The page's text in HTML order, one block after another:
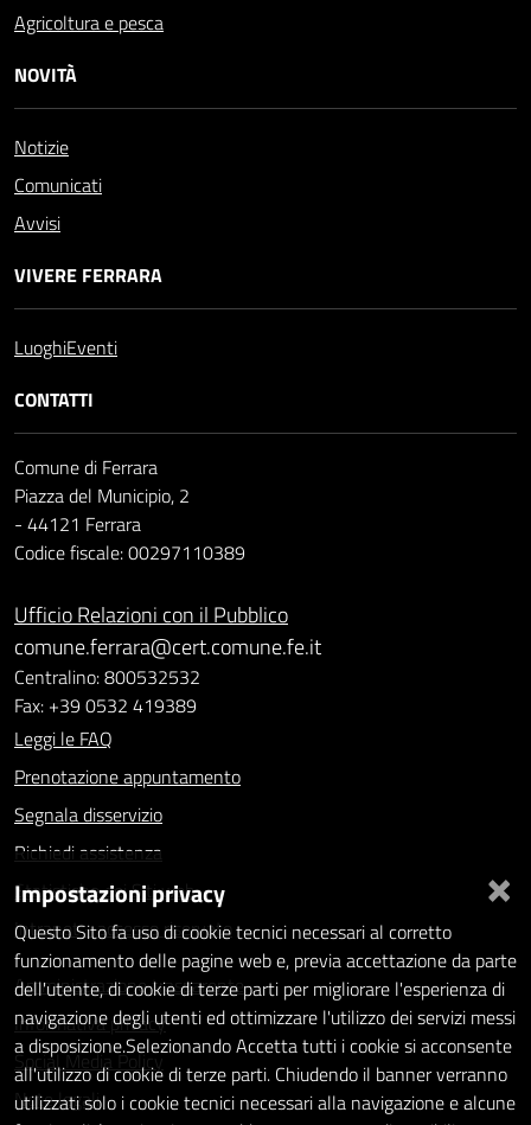
Agricoltura e pesca
NOVITÀ
Notizie
Comunicati
Avvisi
VIVERE FERRARA
LuoghiEventi
CONTATTI
Comune di Ferrara
Piazza del Municipio, 2
- 44121 Ferrara
Codice fiscale: 00297110389
Ufficio Relazioni con il Pubblico
comune.ferrara@cert.comune.fe.it
Centralino: 800532532
Fax: +39 0532 419389
Leggi le FAQ
Prenotazione appuntamento
Segnala disservizio
Richiedi assistenza
Statistiche dei Siti web
Intranet - accesso riservato
Amministrazione trasparente
Informativa privacy
Social Media Policy
Note legali
×
Impostazioni privacy
Questo Sito fa uso di cookie tecnici necessari al corretto
funzionamento delle pagine web e, previa accettazione da parte
dell'utente, di cookie di terze parti per migliorare l'esperienza di
navigazione degli utenti ed ottimizzare l'utilizzo dei servizi messi
a disposizione.Selezionando Accetta tutti i cookie si acconsente
all'utilizzo di cookie di terze parti. Chiudendo il banner verranno
utilizzati solo i cookie tecnici necessari alla navigazione e alcune